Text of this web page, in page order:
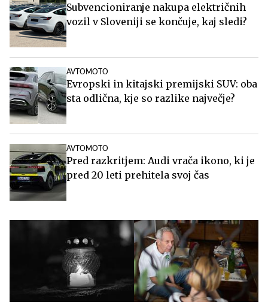
Subvencioniranje nakupa električnih
vozil v Sloveniji se končuje, kaj sledi?
AVTOMOTO
Evropski in kitajski premijski SUV: oba
sta odlična, kje so razlike največje?
AVTOMOTO
Pred razkritjem: Audi vrača ikono, ki je
pred 20 leti prehitela svoj čas